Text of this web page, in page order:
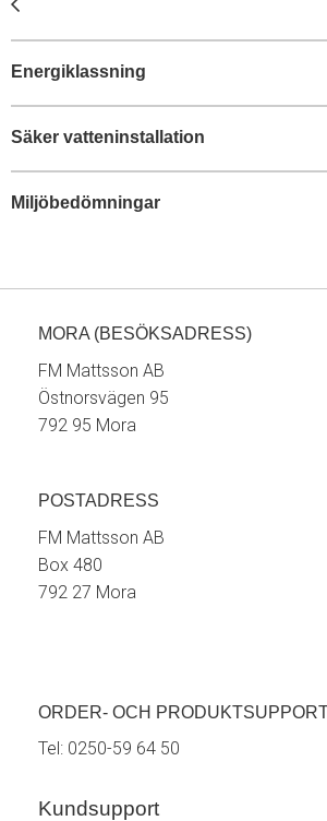
Energiklassning
Säker vatteninstallation
Miljöbedömningar
MORA (BESÖKSADRESS)
FM Mattsson AB
Östnorsvägen 95
792 95 Mora
POSTADRESS
FM Mattsson AB
Box 480
792 27 Mora
ORDER- OCH
Tel: 0250-59 64 50
Kundsupport